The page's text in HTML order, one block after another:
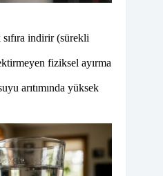
indirir (sürekli
fiziksel ayırma
arıtımında yüksek